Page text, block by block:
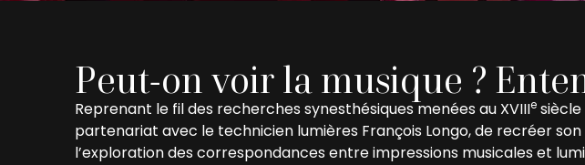
Peut-on voir la musique ?
Reprenant le fil des recherches synesthésiques menées au XVIIIe
partenariat avec le technicien lumières François Longo, de recréer
l’exploration des correspondances entre impressions musicales et